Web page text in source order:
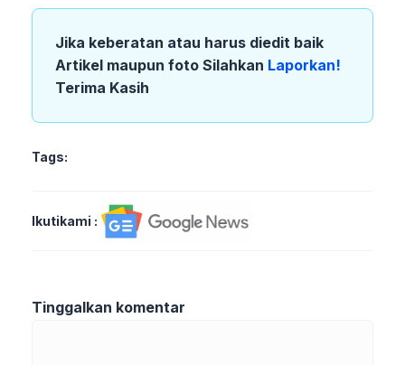
Jika keberatan atau harus diedit baik
Artikel maupun foto Silahkan Laporkan!
Terima Kasih
Tags:
Ikutikami :
Tinggalkan komentar